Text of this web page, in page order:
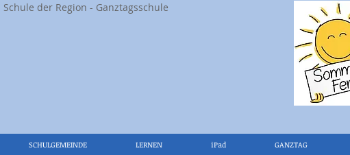
Schule der Region - Ganztagsschule
SCHULGEMEINDE LERNEN iPad GANZTAG